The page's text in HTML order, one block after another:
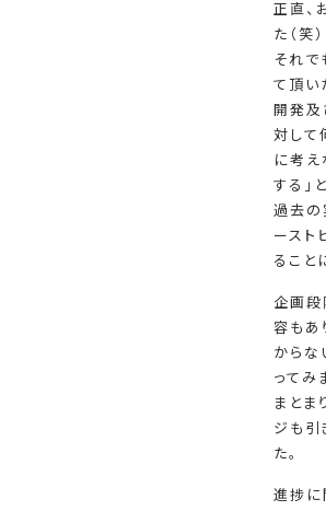
正直、
た（笑）
それで
て頂い
開発及
対して
に考
する」
過去の
ースト
ること
企画段
容もあ
からな
ってみ
まとま
ジも引
た。
進捗に